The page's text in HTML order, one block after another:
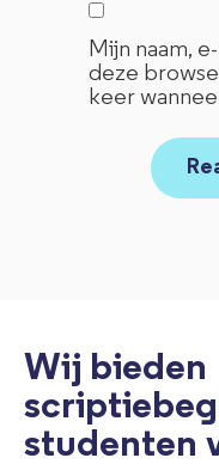
Mijn naam,
deze
keer
Wij bieden
studenten